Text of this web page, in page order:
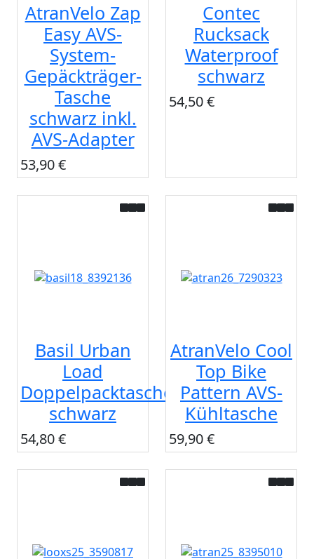
AtranVelo Zap
Easy AVS-
System-
Gepäckträger-
Tasche
schwarz inkl.
AVS-Adapter
53,90 €
Contec
Rucksack
Waterproof
schwarz
54,50 €
Basil Urban
Load
Doppelpacktasche
schwarz
54,80 €
AtranVelo Cool
Top Bike
Pattern AVS-
Kühltasche
59,90 €